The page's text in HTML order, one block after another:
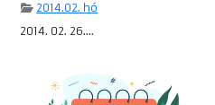
2014.02. hó
2014. 02. 26....